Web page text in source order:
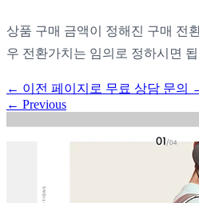
상품 구매 금액이 정해진 구매 전
우 전환가치는 임의로 정하시면
← 이전 페이지로 무료 상담 문의
← Previous